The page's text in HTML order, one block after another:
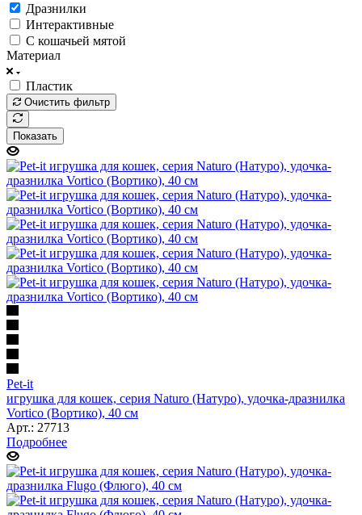
Дразнилки
Интерактивные
С кошачьей мятой
Материал
Пластик
Очистить фильтр
Показать
Pet-it
игрушка для кошек, серия Naturo (Натуро), удочка-дразнилка
Vortico (Вортико), 40 см
Арт.: 27713
Подробнее